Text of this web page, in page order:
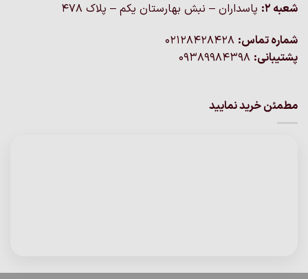
شعبه 2:
پاسداران – نبش بهارستان یکم – پلاک ۴۷۸
شماره تماس:
پشتیبانی:
مطمئن خرید نمایید